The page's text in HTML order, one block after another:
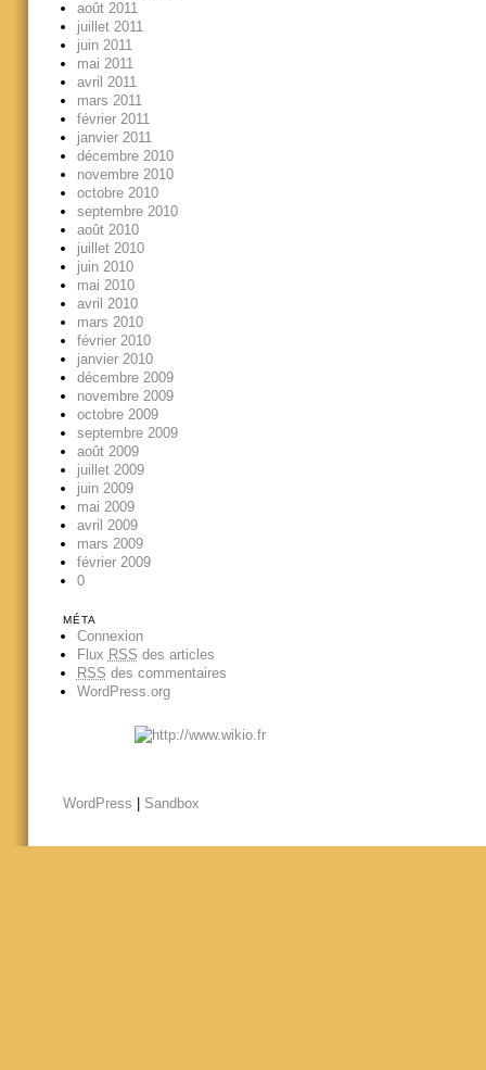
août 2011
juillet 2011
juin 2011
mai 2011
avril 2011
mars 2011
février 2011
janvier 2011
décembre 2010
novembre 2010
octobre 2010
septembre 2010
août 2010
juillet 2010
juin 2010
mai 2010
avril 2010
mars 2010
février 2010
janvier 2010
décembre 2009
novembre 2009
octobre 2009
septembre 2009
août 2009
juillet 2009
juin 2009
mai 2009
avril 2009
mars 2009
février 2009
0
MÉTA
Connexion
Flux RSS des articles
RSS des commentaires
WordPress.org
WordPress Sandbox